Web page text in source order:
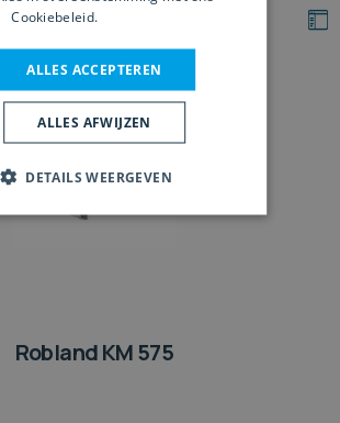
Robland KM 575
Cookiebeleid.
ALLES ACCEPTEREN
ALLES AFWIJZEN
DETAILS WEERGEVEN